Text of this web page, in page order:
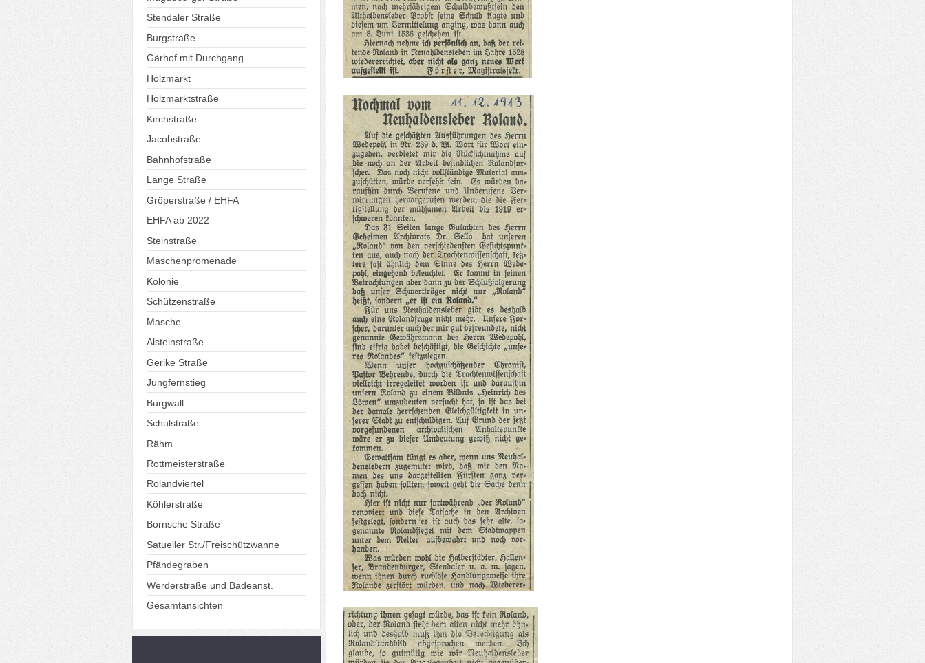
Stendaler Straße
Burgstraße
Gärhof mit Durchgang
Holzmarkt
Holzmarktstraße
Kirchstraße
Jacobstraße
Bahnhofstraße
Lange Straße
Gröperstraße / EHFA
EHFA ab 2022
Steinstraße
Maschenpromenade
Kolonie
Schützenstraße
Masche
Alsteinstraße
Gerike Straße
Jungfernstieg
Burgwall
Schulstraße
Rähm
Rottmeisterstraße
Rolandviertel
Köhlerstraße
Bornsche Straße
Satueller Str./Freischützwanne
Pfändegraben
Werderstraße und Badeanst.
Gesamtansichten